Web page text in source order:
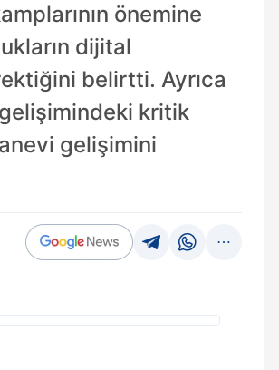
önemine
dijital
belirtti. Ayrıca
kritik
gelişimini